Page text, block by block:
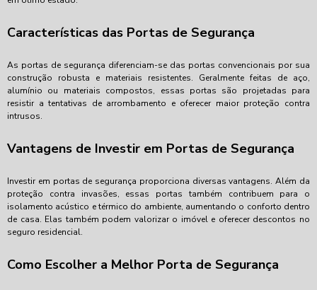
Características das Portas de Segurança
As portas de segurança diferenciam-se das portas convencionais por sua
construção robusta e materiais resistentes. Geralmente feitas de aço,
alumínio ou materiais compostos, essas portas são projetadas para
resistir a tentativas de arrombamento e oferecer maior proteção contra
intrusos.
Vantagens de Investir em Portas de Segurança
Investir em portas de segurança proporciona diversas vantagens. Além da
proteção contra invasões, essas portas também contribuem para o
isolamento acústico e térmico do ambiente, aumentando o conforto dentro
de casa. Elas também podem valorizar o imóvel e oferecer descontos no
seguro residencial.
Como Escolher a Melhor Porta de Segurança